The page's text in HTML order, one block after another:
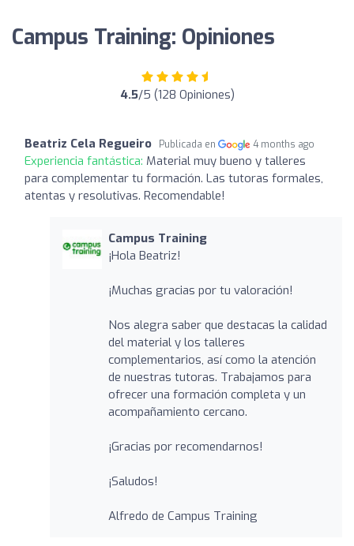
Campus Training: Opiniones
4.5/5 (128 Opiniones)
Beatriz Cela Regueiro Publicada en 4 months ago
Experiencia fantástica: Material muy bueno y talleres
para complementar tu formación. Las tutoras formales,
atentas y resolutivas. Recomendable!
Campus Training
¡Hola Beatriz!
¡Muchas gracias por tu valoración!
Nos alegra saber que destacas la calidad
del material y los talleres
complementarios, así como la atención
de nuestras tutoras. Trabajamos para
ofrecer una formación completa y un
acompañamiento cercano.
¡Gracias por recomendarnos!
¡Saludos!
Alfredo de Campus Training